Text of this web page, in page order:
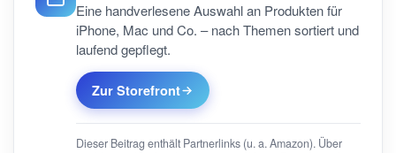
Eine handverlesene Auswahl an Produkten für
iPhone, Mac und Co. – nach Themen sortiert und
laufend gepflegt.
Zur Storefront
Dieser Beitrag enthält Partnerlinks (u. a. Amazon). Über